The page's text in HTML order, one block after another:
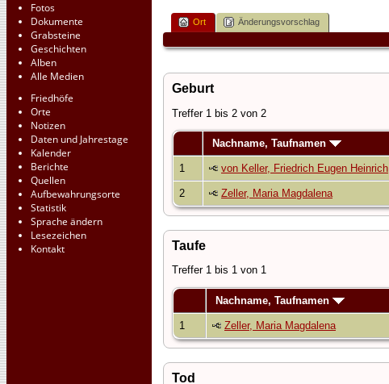
Fotos
Dokumente
Grabsteine
Geschichten
Alben
Alle Medien
Friedhöfe
Orte
Notizen
Daten und Jahrestage
Kalender
Berichte
Quellen
Aufbewahrungsorte
Statistik
Sprache ändern
Lesezeichen
Kontakt
Ort Änderungsvorschlag
Geburt
Treffer 1 bis 2 von 2
Nachname, Taufnamen
1 von Keller, Friedrich Eugen Heinrich
2 Zeller, Maria Magdalena
Taufe
Treffer 1 bis 1 von 1
Nachname, Taufnamen
1 Zeller, Maria Magdalena
Tod